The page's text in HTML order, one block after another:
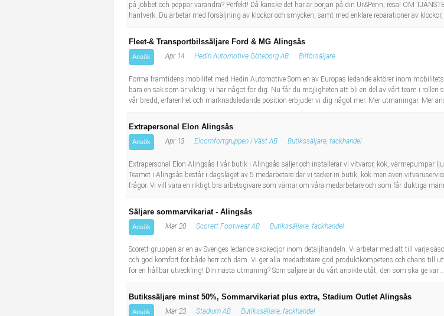
Naturvetenskapligt arbete
Sanering och renhållning
Lärare i fritidshem/Fritidspedagog
Taxiförare/Taxichaufför
Läkarsekreterare/Vårdadmin/Medicinsk sekreterare
Informatör/Kommunikatör
Sjuksköterska, grundutbildad
Undersköterska, vård- o specialavd. o mottagning
på jobbet och peppar varandra? Perfekt! Då kanske det här är början på din Ur&Penn; resa! OM
hantverk. Du arbetar med försäljning av klockor och smycken, samt med enklare reparationer av
Fleet-& Transportbilssäljare Ford & MG Alingsås
Ansök Apr 14 Hedin Automotive Göteborg AB Bilförsäljare
Forma framtidens mobilitet med Hedin Automotive Som en av Europas ledande aktörer inom
bara en sak som är viktig: vi har något för dig. Nu får du möjligheten att bli en del av vårt team i
vår bredd, erfarenhet och marknadsledande position erbjuder vi dig något mer. Mer utmaningar. Mer
Extrapersonal Elon Alingsås
Ansök Apr 13 Elcomfortgruppen i Väst AB Butikssäljare, fackhandel
Extrapersonal Elon Alingsås I vår butik i Alingsås säljer och installerar vi vitvaror, kök, värmepumpar
Teamet i Alingsås består i dagsläget av 5 medarbetare där vi täcker in butik, kök men även
frågor. Vi vill vara en riktigt bra arbetsgivare som värnar om våra medarbetare och som får duktiga
Säljare sommarvikariat - Alingsås
Ansök Mar 20 Scorett Footwear AB Butikssäljare, fackhandel
Scorett-gruppen är en av Sveriges ledande skokedjor inom detaljhandeln. Vi arbetar med att till varje
och god komfort för både herr och dam. Vi ger alla medarbetare god produktkompetens och chans till
för en hållbar utveckling! Din nästa utmaning? Som säljare är du vårt ansikte utåt, den som ska ge var...
Butikssäljare minst 50%, Sommarvikariat plus extra, Stadium Outlet Alingsås
Ansök Mar 23 Stadium AB Butikssäljare, fackhandel